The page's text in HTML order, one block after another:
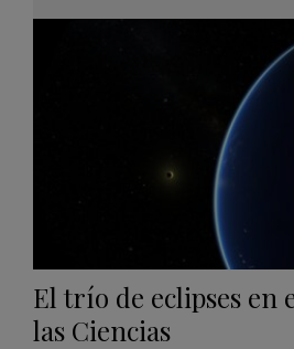
El trío de eclipses en
las Ciencias